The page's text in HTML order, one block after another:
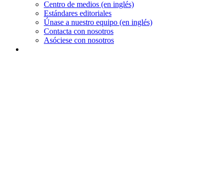
Centro de medios (en inglés)
Estándares editoriales
Únase a nuestro equipo (en inglés)
Contacta con nosotros
Asóciese con nosotros